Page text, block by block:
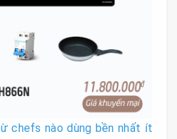
chefs nào dùng bền nhất ít